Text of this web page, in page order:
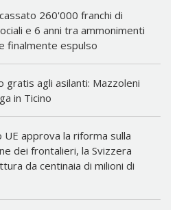
260'000 franchi di
e 6 anni tra ammonimenti
finalmente espulso
gratis agli asilanti: Mazzoleni
in Ticino
UE approva la riforma sulla
dei frontalieri, la Svizzera
da centinaia di milioni di